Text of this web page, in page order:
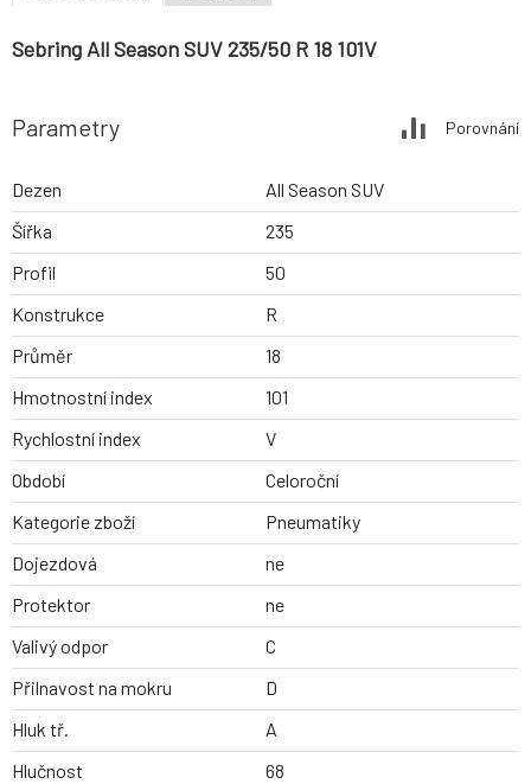
Sebring All Season SUV 235/50 R 18 101V
Parametry Porovnání
Dezen
All Season SUV
Šířka
235
Profil
50
Konstrukce
R
Průměr
18
Hmotnostní index
101
Rychlostní index
V
Období
Celoroční
Kategorie zboží
Pneumatiky
Dojezdová
ne
Protektor
ne
Valivý odpor
C
Přilnavost na mokru
D
Hluk tř.
A
Hlučnost
68